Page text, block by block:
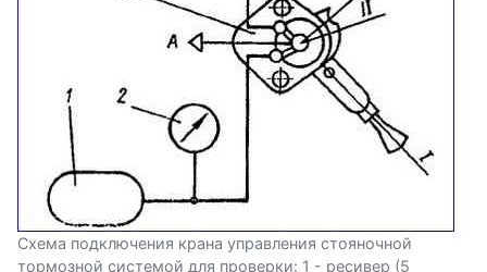
Схема подключения крана управления стояночной
тормозной системой для проверки: 1 - ресивер (5